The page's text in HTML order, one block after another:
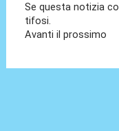
Se questa notizia
tifosi.
Avanti il prossimo